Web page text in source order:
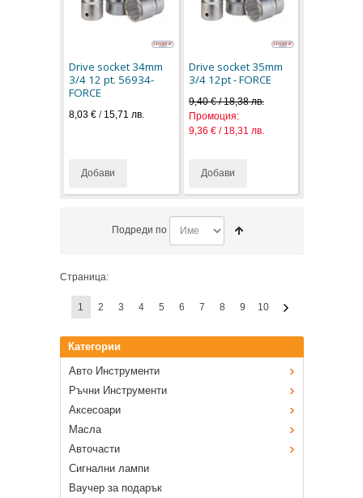
Drive socket 34mm
3/4 12 pt. 56934-
FORCE
8,03 € / 15,71 лв.
Добави
Drive socket 35mm
3/4 12pt - FORCE
9,40 € / 18,38 лв.
Промоция:
9,36 € / 18,31 лв.
Добави
Подреди по
Страница:
1 2 3 4 5 6 7 8 9 10
Категории
Авто Инструменти
Ръчни Инструменти
Аксесоари
Масла
Авточасти
Сигнални лампи
Ваучер за подарък